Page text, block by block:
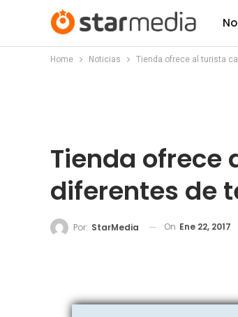
Home Noticias Tienda ofrece al turista
Tienda ofrece
diferentes de
Por: StarMedia On Ene 22, 2017